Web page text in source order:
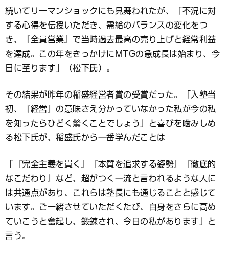
続いてリーマンショックにも見舞われたが、「不況に対
する心得を伝授いただき、需給のバランスの変化をつ
き、『全員営業』で当時過去最高の売り上げと経常利益
を達成。この年をきっかけにMTGの急成長は始まり、今
日に至ります」（松下氏）。
その結果が昨年の稲盛経営者賞の受賞だった。「入塾当
初、『経営』の意味さえ分かっていなかった私が今の私
を知ったらひどく驚くことでしょう」と喜びを噛みしめ
る松下氏が、稲盛氏から一番学んだことは
「『完全主義を貫く』『本質を追求する姿勢』『徹底的
なこだわり』など、超がつく一流と言われるような人に
は共通点があり、これらは塾長にも通じることと感じて
います。ご一緒させていただくたび、自身をさらに高め
ていこうと奮起し、鍛錬され、今日の私があります」と
言う。